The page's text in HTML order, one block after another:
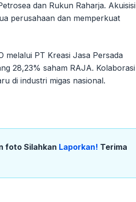
dan Rukun Raharja. Akuisisi
perusahaan dan memperkuat
melalui PT Kreasi Jasa Persada
28,23% saham RAJA. Kolaborasi
di industri migas nasional.
foto Silahkan Laporkan! Terima